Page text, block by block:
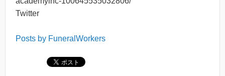
Twitter
Posts by FuneralWorkers